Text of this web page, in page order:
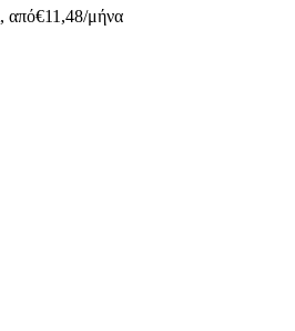
, από€11,48/μήνα